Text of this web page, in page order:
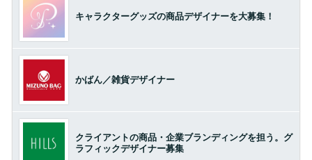
キャラクターグッズの商品デザイナーを大募集！
かばん／雑貨デザイナー
クライアントの商品・企業ブランディングを担う。グ
ラフィックデザイナー募集